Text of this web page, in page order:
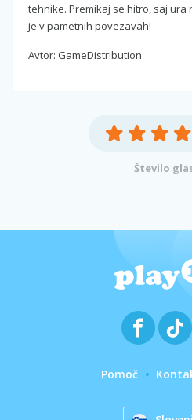
tehnike. Premikaj se hitro, saj ura
je v pametnih povezavah!
Avtor: GameDistribution
Število
Pomoč